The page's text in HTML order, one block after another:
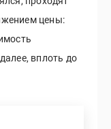
цены:
вплоть до